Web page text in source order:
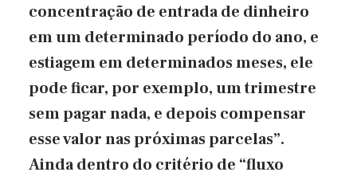
concentração de entrada de dinheiro
em um determinado período do ano, e
estiagem em determinados meses, ele
pode ficar, por exemplo, um trimestre
sem pagar nada, e depois compensar
esse valor nas próximas parcelas”.
Ainda dentro do critério de “fluxo